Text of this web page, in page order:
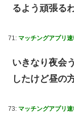
るよう頑張る
71: マッチングアプリ速
いきなり夜会
したけど昼の
73: マッチングアプリ速